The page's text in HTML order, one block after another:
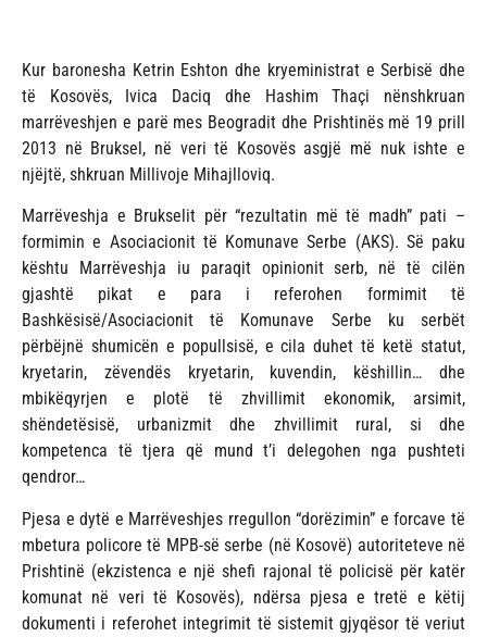
Kur baronesha Ketrin Eshton dhe kryeministrat e Serbisë dhe
të Kosovës, Ivica Daciq dhe Hashim Thaçi nënshkruan
marrëveshjen e parë mes Beogradit dhe Prishtinës më 19 prill
2013 në Bruksel, në veri të Kosovës asgjë më nuk ishte e
njëjtë, shkruan Millivoje Mihajlloviq.
Marrëveshja e Brukselit për “rezultatin më të madh” pati –
formimin e Asociacionit të Komunave Serbe (AKS). Së paku
kështu Marrëveshja iu paraqit opinionit serb, në të cilën
gjashtë pikat e para i referohen formimit të
Bashkësisë/Asociacionit të Komunave Serbe ku serbët
përbëjnë shumicën e popullsisë, e cila duhet të ketë statut,
kryetarin, zëvendës kryetarin, kuvendin, këshillin… dhe
mbikëqyrjen e plotë të zhvillimit ekonomik, arsimit,
shëndetësisë, urbanizmit dhe zhvillimit rural, si dhe
kompetenca të tjera që mund t’i delegohen nga pushteti
qendror…
Pjesa e dytë e Marrëveshjes rregullon “dorëzimin” e forcave të
mbetura policore të MPB-së serbe (në Kosovë) autoriteteve në
Prishtinë (ekzistenca e një shefi rajonal të policisë për katër
komunat në veri të Kosovës), ndërsa pjesa e tretë e këtij
dokumenti i referohet integrimit të sistemit gjyqësor të veriut